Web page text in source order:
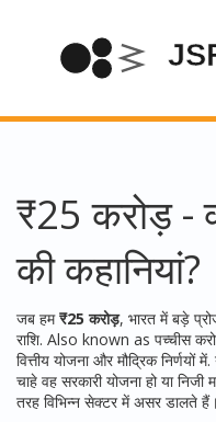
₹25 करोड़ -
की कहानियां?
जब हम₹25 करोड़, भारत में बड़े
राशि. Also known as पच्चीस
वित्तीय योजना और मौद्रिक निर्णयों में.
चाहे वह सरकारी योजना हो या
तरह विभिन्न सेक्टर में असर डालते हैं।